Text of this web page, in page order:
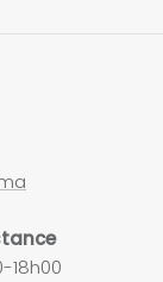
18h00